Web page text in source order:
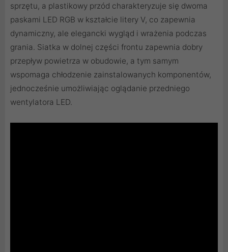
sprzętu, a plastikowy przód charakteryzuje się dwoma
paskami LED RGB w kształcie litery V, co zapewnia
dynamiczny, ale elegancki wygląd i wrażenia podczas
grania. Siatka w dolnej części frontu zapewnia dobry
przepływ powietrza w obudowie, a tym samym
wspomaga chłodzenie zainstalowanych komponentów,
jednocześnie umożliwiając oglądanie przedniego
wentylatora LED.